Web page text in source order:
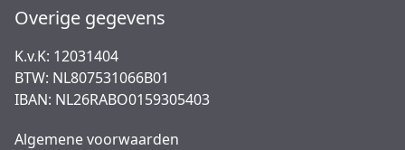
Overige gegevens
K.v.K: 12031404
BTW: NL807531066B01
IBAN: NL26RABO0159305403
Algemene voorwaarden